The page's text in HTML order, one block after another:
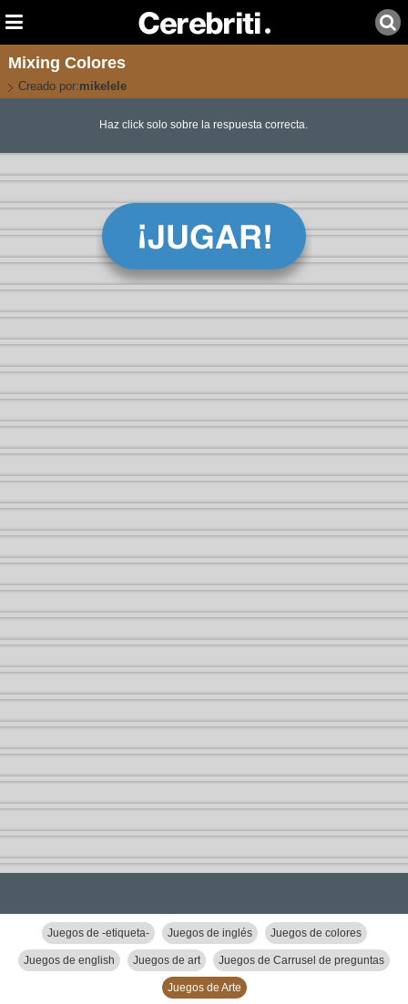
Mixing Colores
Creado por:mikelele
Haz click solo sobre la respuesta correcta.
Juegos de -etiqueta- Juegos de inglés Juegos de colores
Juegos de english Juegos de art Juegos de Carrusel de preguntas
Juegos de Arte